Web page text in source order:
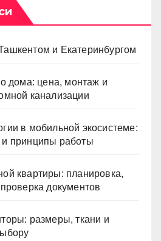
и Екатеринбургом
дома: цена, монтаж и
канализации
в мобильной экосистеме:
принципы работы
квартиры: планировка,
документов
размеры, ткани и